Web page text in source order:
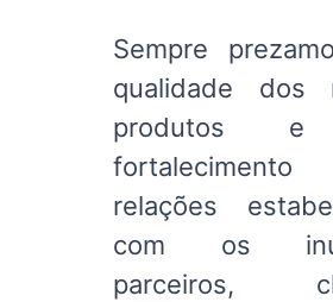
Sempre
qualidade dos
produtos e
relações
com os
parceiros,